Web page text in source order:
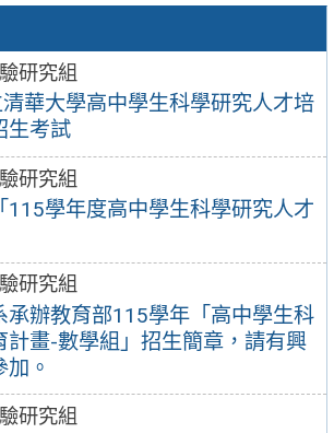
研究組
華大學高中學生科學研究人才培
生考試
研究組
115學年度高中學生科學研究人才
研究組
承辦教育部115學年「高中學生科
計畫-數學組」招生簡章，請有興
。
研究組